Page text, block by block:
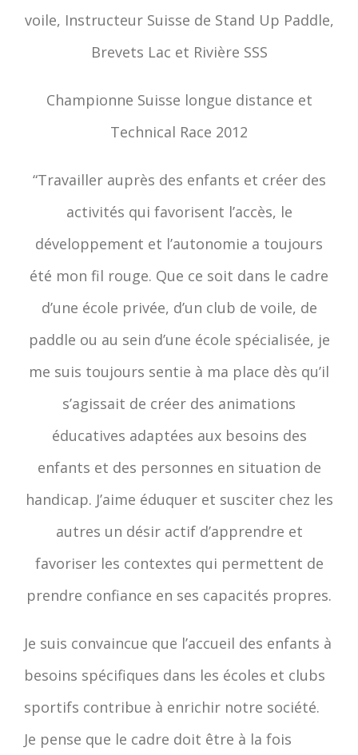
voile, Instructeur Suisse de Stand Up Paddle,
Brevets Lac et Rivière SSS
Championne Suisse longue distance et
Technical Race 2012
“Travailler auprès des enfants et créer des
activités qui favorisent l’accès, le
développement et l’autonomie a toujours
été mon fil rouge. Que ce soit dans le cadre
d’une école privée, d’un club de voile, de
paddle ou au sein d’une école spécialisée, je
me suis toujours sentie à ma place dès qu’il
s’agissait de créer des animations
éducatives adaptées aux besoins des
enfants et des personnes en situation de
handicap. J’aime éduquer et susciter chez les
autres un désir actif d’apprendre et
favoriser les contextes qui permettent de
prendre confiance en ses capacités propres.
Je suis convaincue que l’accueil des enfants à
besoins spécifiques dans les écoles et clubs
sportifs contribue à enrichir notre société.
Je pense que le cadre doit être à la fois